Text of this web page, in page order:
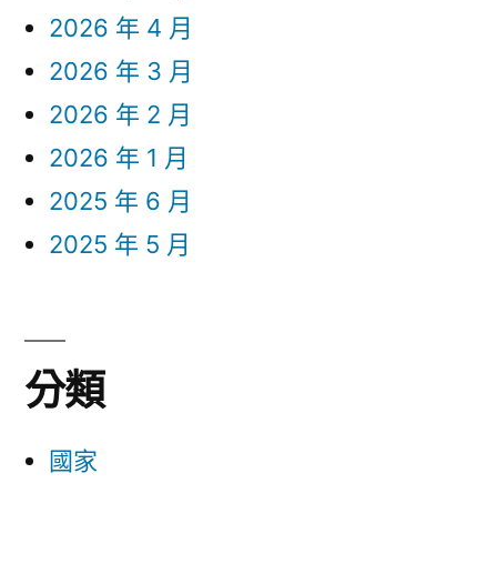
2026 年 4 月
2026 年 3 月
2026 年 2 月
2026 年 1 月
2025 年 6 月
2025 年 5 月
分類
國家